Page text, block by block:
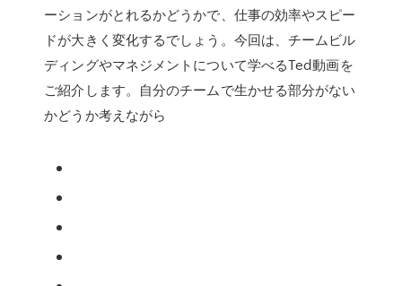
ーションがとれるかどうかで、仕事の効率やスピー
ドが大きく変化するでしょう。今回は、チームビル
ディングやマネジメントについて学べるTed動画を
ご紹介します。自分のチームで生かせる部分がない
かどうか考えながら